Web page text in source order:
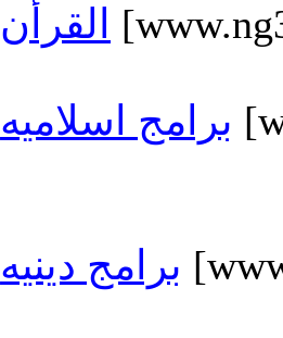
القرأن
برامج اسلاميه
برامج دينيه